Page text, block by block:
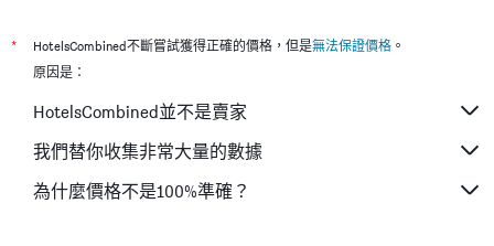
* HotelsCombined不斷嘗試獲得正確的價格，但是無法保證價格 。
原因是：
HotelsCombined並不是賣家
我們替你收集非常大量的數據
為什麼價格不是100%準確？